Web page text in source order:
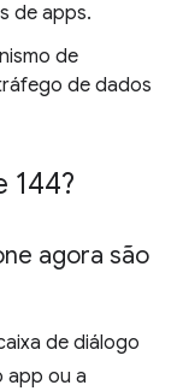
de apps.
de
de dados
144?
agora são
de diálogo
app ou a